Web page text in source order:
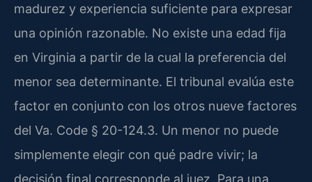
madurez y experiencia suficiente para expresar
una opinión razonable. No existe una edad fija
en Virginia a partir de la cual la preferencia del
menor sea determinante. El tribunal evalúa este
factor en conjunto con los otros nueve factores
del Va. Code § 20-124.3. Un menor no puede
simplemente elegir con qué padre vivir; la
decisión final corresponde al juez. Para una